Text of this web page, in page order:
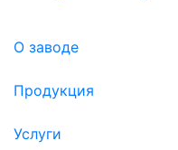
О заводе
Продукция
Услуги